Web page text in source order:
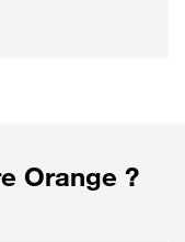
Orange ?